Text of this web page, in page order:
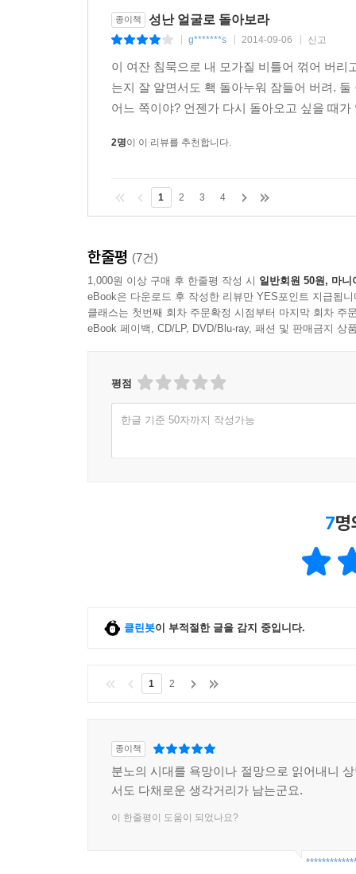
종이책 성난 얼굴로 돌아보라
g*******s 2014-09-06 신고
이 여잔 침묵으로 내 모가질 비틀어 꺾어 버
는지 잘 알면서도 홱 돌아누워 잠들어 버려.
어느 쪽이야? 언젠가 다시 돌아오고 싶을 때
2명이 이 리뷰를 추천합니다.
1 2 3 4
한줄평 (7건)
1,000원 이상 구매 후 한줄평 작성 시 일반회원 50원, 마니
eBook은 다운로드 후 작성한 리뷰만 YES포인트 지급됩니
클래스는 첫번째 회차 주문확정 시점부터 마지막 회차 주
eBook 페이백, CD/LP, DVD/Blu-ray, 패션 및 판매금지 상
평점
한글 기준 50자까지 작성가능
7
클린봇이 부적절한 글을 감지 중입니다.
1 2
종이책
분노의 시대를 욕망이나 절망으로 읽어내니
서도 다채로운 생각거리가 남는군요.
이 한줄평이 도움이 되었나요?